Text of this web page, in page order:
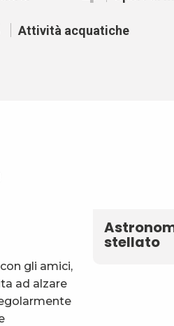
Attività acquatiche
gli amici,
ad alzare
stellato